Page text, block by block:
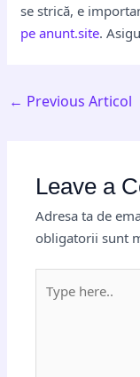
se strică, e
pe anunt.site.
← Previous Articol
Leave a
Adresa ta de
obligatorii sunt
here..